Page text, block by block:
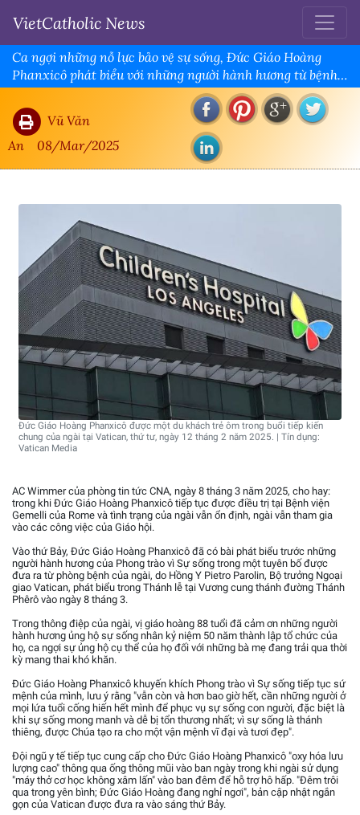
VietCatholic News
Ca ngợi những nỗ lực bảo vệ sự sống, Đức Giáo Hoàng
Phanxicô phát biểu với những người hành hương từ bệnh
viện
Vũ Văn
An
08/Mar/2025
Đức Giáo Hoàng Phanxicô được một du khách trẻ ôm trong buổi tiếp kiến
chung của ngài tại Vatican, thứ tư, ngày 12 tháng 2 năm 2025. | Tín dụng:
Vatican Media
AC Wimmer của phòng tin tức CNA, ngày 8 tháng 3 năm 2025, cho hay:
trong khi Đức Giáo Hoàng Phanxicô tiếp tục được điều trị tại Bệnh viện
Gemelli của Rome và tình trạng của ngài vẫn ổn định, ngài vẫn tham gia
vào các công việc của Giáo hội.
Vào thứ Bảy, Đức Giáo Hoàng Phanxicô đã có bài phát biểu trước những
người hành hương của Phong trào vì Sự sống trong một tuyên bố được
đưa ra từ phòng bệnh của ngài, do Hồng Y Pietro Parolin, Bộ trưởng Ngoại
giao Vatican, phát biểu trong Thánh lễ tại Vương cung thánh đường Thánh
Phêrô vào ngày 8 tháng 3.
Trong thông điệp của ngài, vị giáo hoàng 88 tuổi đã cảm ơn những người
hành hương ủng hộ sự sống nhân kỷ niệm 50 năm thành lập tổ chức của
họ, ca ngợi sự ủng hộ cụ thể của họ đối với những bà mẹ đang trải qua thời
kỳ mang thai khó khăn.
Đức Giáo Hoàng Phanxicô khuyến khích Phong trào vì Sự sống tiếp tục sứ
mệnh của mình, lưu ý rằng "vẫn còn và hơn bao giờ hết, cần những người ở
mọi lứa tuổi cống hiến hết mình để phục vụ sự sống con người, đặc biệt là
khi sự sống mong manh và dễ bị tổn thương nhất; vì sự sống là thánh
thiêng, được Chúa tạo ra cho một vận mệnh vĩ đại và tươi đẹp".
Đội ngũ y tế tiếp tục cung cấp cho Đức Giáo Hoàng Phanxicô "oxy hóa lưu
lượng cao" thông qua ống thông mũi vào ban ngày trong khi ngài sử dụng
"máy thở cơ học không xâm lấn" vào ban đêm để hỗ trợ hô hấp. "Đêm trôi
qua trong yên bình; Đức Giáo Hoàng đang nghỉ ngơi", bản cập nhật ngắn
gọn của Vatican được đưa ra vào sáng thứ Bảy.